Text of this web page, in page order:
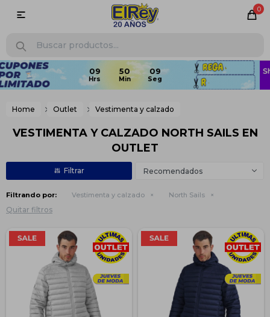
0

Home Outlet Vestimenta y calzado
VESTIMENTA Y CALZADO NORTH SAILS EN
OUTLET
Recomendados
Filtrando por: Vestimenta y calzado North Sails
Quitar filtros